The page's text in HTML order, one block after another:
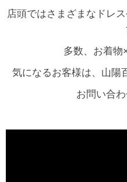
店頭ではさまざまなドレ
多数、お着物
気になるお客様は、山陽
お問い合